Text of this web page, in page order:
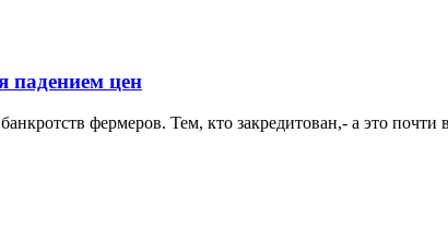
падением цен
фермеров. Тем, кто закредитован,- а это почти